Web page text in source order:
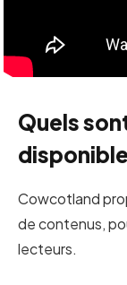
Quels
Cowcotland
de contenus,
lecteurs.